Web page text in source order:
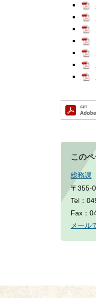
この
総務課
〒355-
Tel：
Fax：
メール